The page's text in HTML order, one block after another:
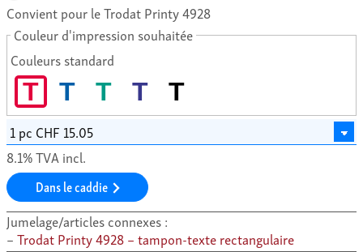
Convient pour le Trodat Printy 4928
Couleur d'impression souhaitée
Couleurs standard
T T T T T
8.1% TVA incl.
Dans le caddie
Jumelage/articles connexes :
Trodat Printy 4928 – tampon-texte rectangulaire